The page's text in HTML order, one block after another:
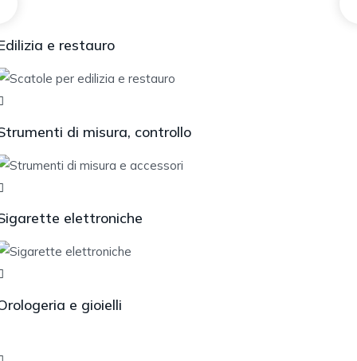
e restauro
di misura, controllo
elettroniche
e gioielli